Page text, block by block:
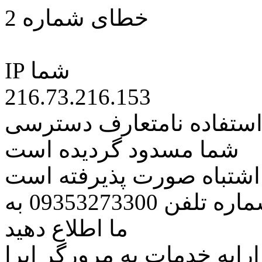
خطای شماره 2
IP شما
216.73.216.153
نامتعارف دسترسی
شما مسدود گردیده است
اشتباه صورت پذیرفته است
مراتب این مسئله را از طریق شماره تلفن 09353273300 به
ما اطلاع دهید
خدمات به مرورگر اپرا